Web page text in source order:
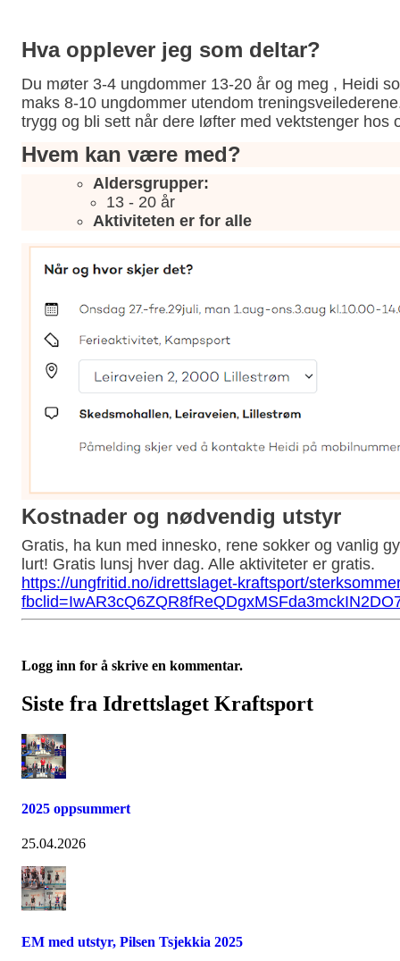
Hva opplever jeg som deltar?
Du møter 3-4 ungdommer 13-20 år og meg , Heidi
maks 8-10 ungdommer utendom
trygg og bli sett når dere løfter med vektstenger hos
Hvem kan være med?
Aldersgrupper:
13 - 20 år
Aktiviteten er foralle
Kostnader og nødvendig utstyr
Gratis, ha kun med innesko, rene sokker og vanlig
lurt! Gratis lunsj hver dag. Alle aktiviteter er gratis.
https://ungfritid.no/idrettslaget-kraftsport/
Logg inn for å skrive en kommentar.
Siste fra Idrettslaget Kraftsport
2025 oppsummert
25.04.2026
EM med utstyr, Pilsen Tsjekkia 2025